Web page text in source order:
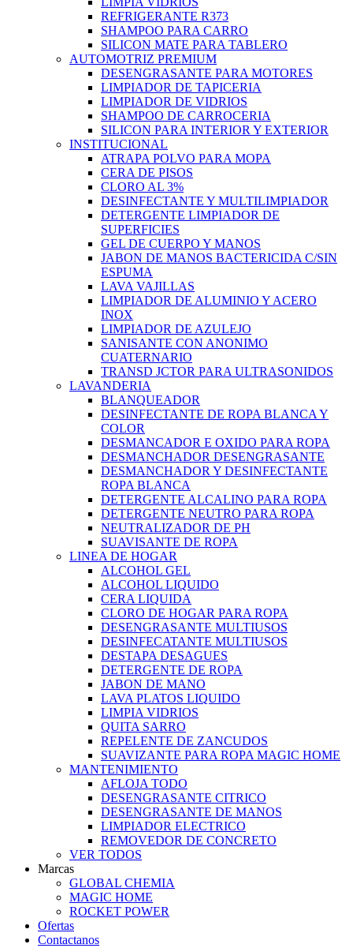
REFRIGERANTE R373
SHAMPOO PARA CARRO
SILICON MATE PARA TABLERO
AUTOMOTRIZ PREMIUM
DESENGRASANTE PARA MOTORES
LIMPIADOR DE TAPICERIA
LIMPIADOR DE VIDRIOS
SHAMPOO DE CARROCERIA
SILICON PARA INTERIOR Y EXTERIOR
INSTITUCIONAL
ATRAPA POLVO PARA MOPA
CERA DE PISOS
CLORO AL 3%
DESINFECTANTE Y MULTILIMPIADOR
DETERGENTE LIMPIADOR DE
SUPERFICIES
GEL DE CUERPO Y MANOS
JABON DE MANOS BACTERICIDA C/SIN
ESPUMA
LAVA VAJILLAS
LIMPIADOR DE ALUMINIO Y ACERO
INOX
LIMPIADOR DE AZULEJO
SANISANTE CON ANONIMO
CUATERNARIO
TRANSD JCTOR PARA ULTRASONIDOS
LAVANDERIA
BLANQUEADOR
DESINFECTANTE DE ROPA BLANCA Y
COLOR
DESMANCADOR E OXIDO PARA ROPA
DESMANCHADOR DESENGRASANTE
DESMANCHADOR Y DESINFECTANTE
ROPA BLANCA
DETERGENTE ALCALINO PARA ROPA
DETERGENTE NEUTRO PARA ROPA
NEUTRALIZADOR DE PH
SUAVISANTE DE ROPA
LINEA DE HOGAR
ALCOHOL GEL
ALCOHOL LIQUIDO
CERA LIQUIDA
CLORO DE HOGAR PARA ROPA
DESENGRASANTE MULTIUSOS
DESINFECATANTE MULTIUSOS
DESTAPA DESAGUES
DETERGENTE DE ROPA
JABON DE MANO
LAVA PLATOS LIQUIDO
LIMPIA VIDRIOS
QUITA SARRO
REPELENTE DE ZANCUDOS
SUAVIZANTE PARA ROPA MAGIC HOME
MANTENIMIENTO
AFLOJA TODO
DESENGRASANTE CITRICO
DESENGRASANTE DE MANOS
LIMPIADOR ELECTRICO
REMOVEDOR DE CONCRETO
VER TODOS
Marcas
GLOBAL CHEMIA
MAGIC HOME
ROCKET POWER
Ofertas
Contactanos